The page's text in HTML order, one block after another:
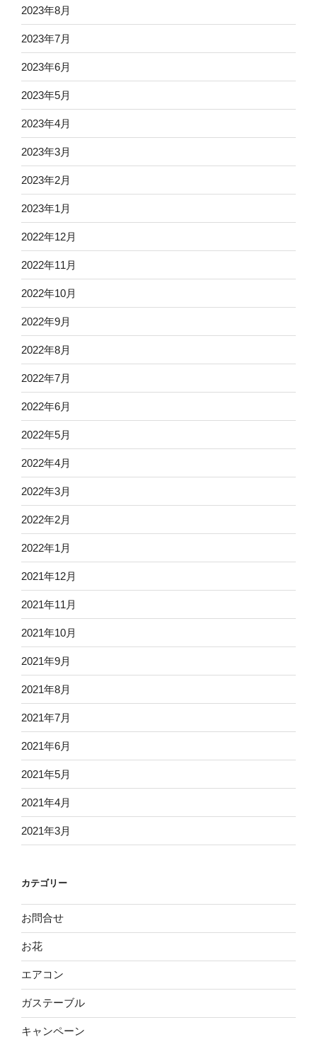
2023年8月
2023年7月
2023年6月
2023年5月
2023年4月
2023年3月
2023年2月
2023年1月
2022年12月
2022年11月
2022年10月
2022年9月
2022年8月
2022年7月
2022年6月
2022年5月
2022年4月
2022年3月
2022年2月
2022年1月
2021年12月
2021年11月
2021年10月
2021年9月
2021年8月
2021年7月
2021年6月
2021年5月
2021年4月
2021年3月
カテゴリー
お問合せ
お花
エアコン
ガステーブル
キャンペーン